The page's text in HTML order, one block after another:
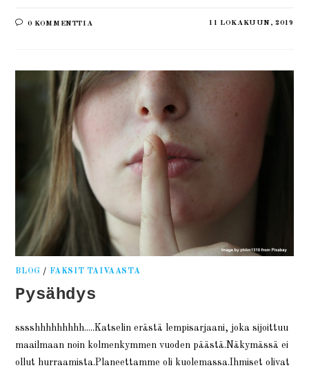
0 KOMMENTTIA 11 LOKAKUUN, 2019
BLOG / FAKSIT TAIVAASTA
Pysähdys
sssshhhhhhhhh.....Katselin erästä lempisarjaani, joka sijoittuu
maailmaan noin kolmenkymmen vuoden päästä.Näkymässä ei
ollut hurraamista.Planeettamme oli kuolemassa.Ihmiset olivat